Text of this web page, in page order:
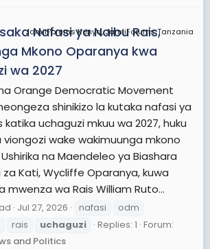
JamiiForums Kenya, JamiiForums Tanzania
Nafasi ya Naibu Rais,
Mkono Oparanya kwa
wa 2027
Orange Democratic Movement
shinikizo la kutaka nafasi ya
katika uchaguzi mkuu wa 2027, huku
wake wakimuunga mkono
na Maendeleo ya Biashara
Kati, Wycliffe Oparanya, kuwa
mwenza wa Rais William Ruto...
Jul 27, 2026 nafasi
odm
rais uchaguzi Replies: 1 Forum:
and Politics